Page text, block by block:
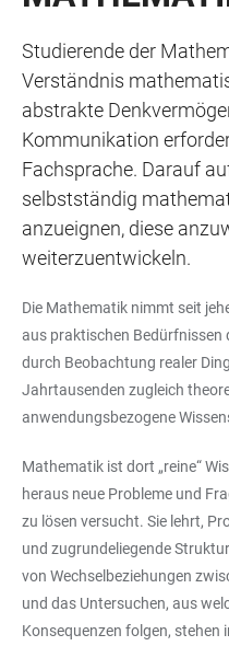
Studierende der
Verständnis
abstrakte
Kommunikation
Fachsprache. Darauf
selbstständig
anzueignen, diese
weiterzuentwickeln.
Die Mathematik nimmt seit
aus praktischen Bedürfnissen
durch Beobachtung realer
Jahrtausenden zugleich
anwendungsbezogene
Mathematik ist dort „reine“
heraus neue Probleme und
zu lösen versucht. Sie lehrt,
und zugrundeliegende
von Wechselbeziehungen
und das Untersuchen, aus
Konsequenzen folgen,